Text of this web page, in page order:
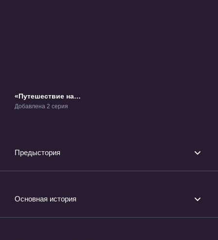
«Путешествие на
Запад» ОВА-1
Добавлена 2 серия
Предыстория
Основная история